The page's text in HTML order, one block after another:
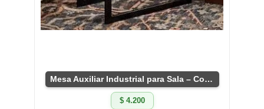
Mesa Auxiliar Industrial para Sala – Compacta y Versátil
$ 4.200